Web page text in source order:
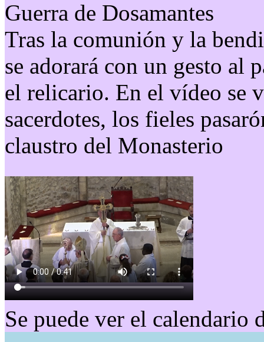
Guerra de Dosamantes
Tras la comunión y la
se adorará con un gesto al
el relicario. En el vídeo se
sacerdotes, los fieles
claustro del Monasterio
Se puede ver el calendario